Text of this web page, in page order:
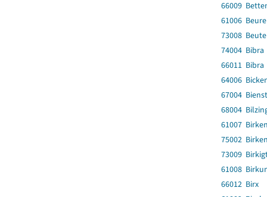
66009
61006
73008
74004 Bibra
66011 Bibra
64006
67004
68004
61007
75002
73009
61008
66012 Birx